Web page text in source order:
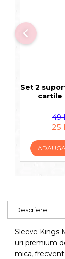
Set 2
cartile
49
25
Descriere
Sleeve Kings
uri premium
mica,